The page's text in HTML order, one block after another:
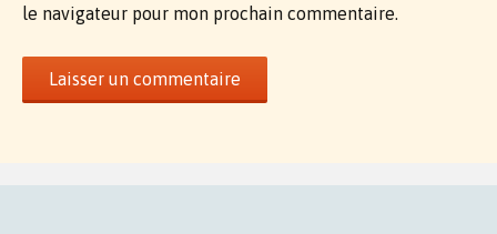
le navigateur pour mon prochain commentaire.